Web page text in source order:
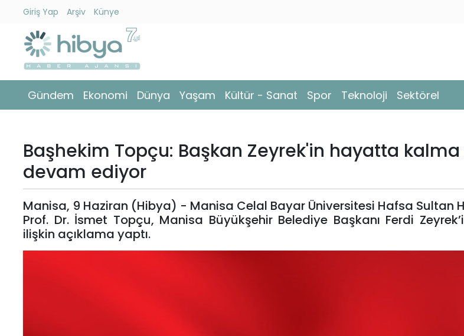
Giriş Yap Arşiv Künye
Gündem Ekonomi Dünya Yaşam Kültür - Sanat Spor Teknoloji Sektörel
Gündem
Ekonomi
Yaşam
Kültür
Sanat
Spor
Başhekim Topçu: Başkan Zeyrek'in hayatta
devam ediyor
Manisa, 9 Haziran (Hibya) - Manisa Celal Bayar Üniversitesi Hafsa Sultan
Prof. Dr. İsmet Topçu, Manisa Büyükşehir Belediye Başkanı Ferdi
ilişkin açıklama yaptı.